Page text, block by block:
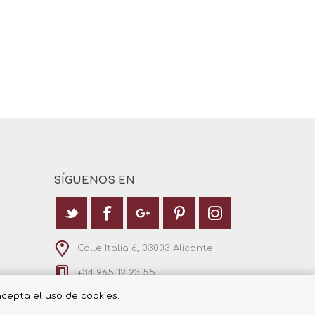
SÍGUENOS EN
Calle Italia 6, 03003 Alicante
+34 965 12 23 55
el uso de cookies.